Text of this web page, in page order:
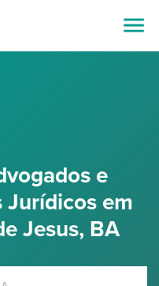
e
Jurídicos em
Jesus, BA